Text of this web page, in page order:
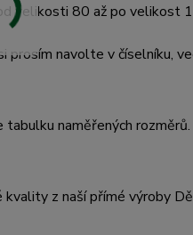
velikosti 80 až po velikost
prosím navolte v číselníku,
naměřených rozměrů.
kvality z naší přímé výroby